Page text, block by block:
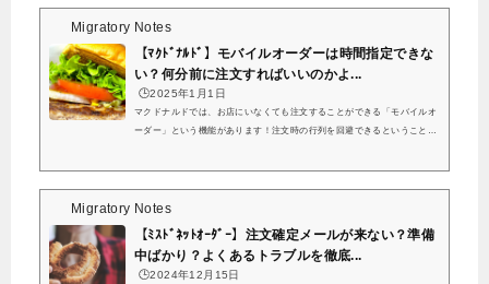
Migratory Notes
【ﾏｸﾄﾞﾅﾙﾄﾞ】モバイルオーダーは時間指定できな
い？何分前に注文すればいいのかよ...
🕒️2025年1月1日
マクドナルドでは、お店にいなくても注文することができる「モバイルオ
ーダー」という機能があります！注文時の行列を回避できるということで
重宝しているサービスです。マクドナルドのモバイルオーダーは公式のア
ね。こちらの記事では、マクドナルドの...
Migratory Notes
【ﾐｽﾄﾞﾈｯﾄｵｰﾀﾞｰ】注文確定メールが来ない？準備
中ばかり？よくあるトラブルを徹底...
🕒️2024年12月15日